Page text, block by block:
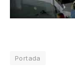
Portada